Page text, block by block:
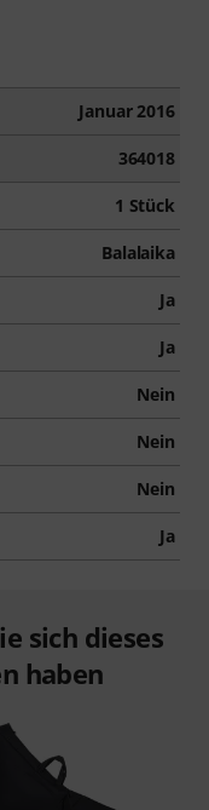
Januar 2016
364018
1 Stück
Balalaika
Ja
Ja
Nein
Nein
Nein
Ja
sich dieses
haben